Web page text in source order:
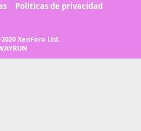
Politicas de privacidad
XenForo Ltd.